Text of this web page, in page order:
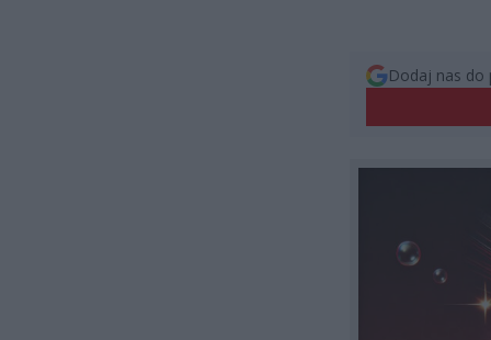
Dodaj nas do